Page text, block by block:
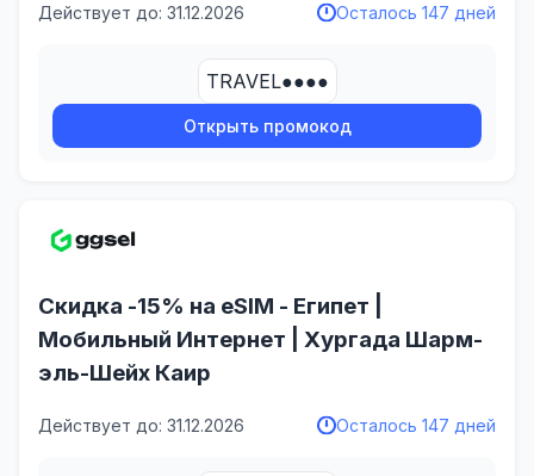
Действует до: 31.12.2026 Осталось 147 дней
TRAVEL●●●●
Открыть промокод
Скидка -15% на eSIM - Египет |
Мобильный Интернет | Хургада Шарм-
эль-Шейх Каир
Действует до: 31.12.2026 Осталось 147 дней